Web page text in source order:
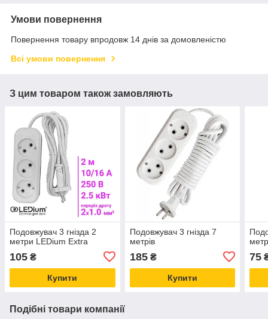
Умови повернення
Повернення товару впродовж 14 днів за домовленістю
Всі умови повернення
З цим товаром також замовляють
Подовжувач 3 гнізда 2
метри LEDium Extra
105 ₴
Купити
Подовжувач 3 гнізда 7
метрів
185₴
Купити
75
Подібні товари компанії